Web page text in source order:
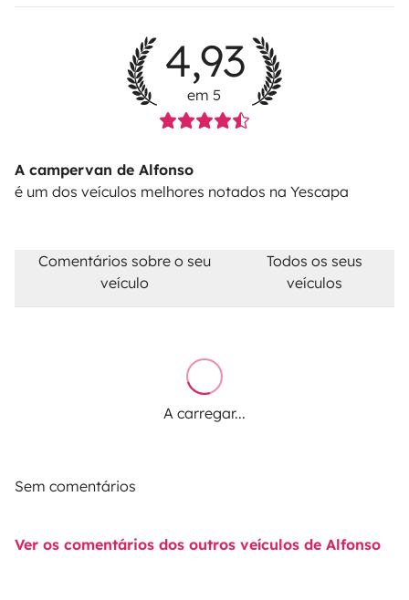
4,93
em 5
A campervan de Alfonso
é um dos veículos melhores notados na Yescapa
Comentários sobre o seu
veículo
Todos os seus
veículos
A carregar...
Sem comentários
Ver os comentários dos outros veículos de Alfonso